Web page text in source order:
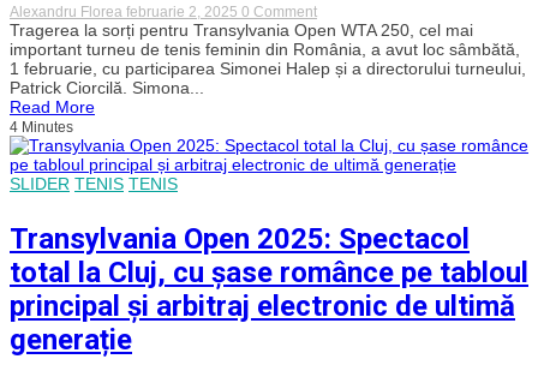
Europeanul
de
tenis
de
la
Cluj
Alexandru Florea februarie 2, 2025 0 Commenton
S-
a
stabilit
tabloul
Open
Tragerea la sorți pentru Transylvania Open WTA 250, cel mai
important turneu de tenis feminin din România, a avut loc sâmbătă,
1 februarie, cu participarea Simonei Halep și a directorului turneului,
Patrick Ciorcilă. Simona...
Read More
4 Minutes
SLIDER TENIS TENIS
Transylvania Open 2025: Spectacol
total la Cluj, cu șase românce pe tabloul
principal și arbitraj electronic de ultimă
generație